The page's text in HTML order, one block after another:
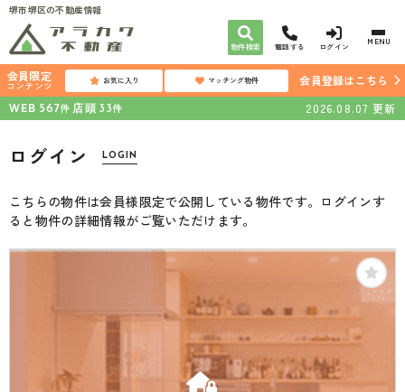
堺市堺区の不動産情報
物件検索 電話する ログイン MENU
会員限定
コンテンツ お気に入り マッチング物件
会員登録はこちら
WEB 567件 店頭 33件 2026.08.07 更新
ログイン LOGIN
こちらの物件は会員様限定で公開している物件です。ログインす
ると物件の詳細情報がご覧いただけます。